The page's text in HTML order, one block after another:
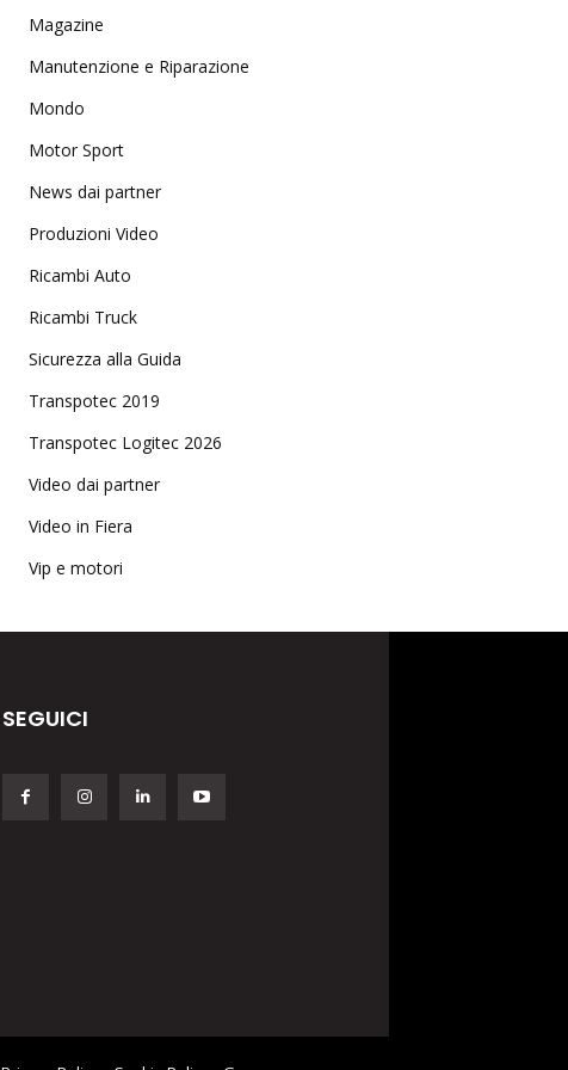
Magazine
Manutenzione e Riparazione
Mondo
Motor Sport
News dai partner
Produzioni Video
Ricambi Auto
Ricambi Truck
Sicurezza alla Guida
Transpotec 2019
Transpotec Logitec 2026
Video dai partner
Video in Fiera
Vip e motori
SEGUICI